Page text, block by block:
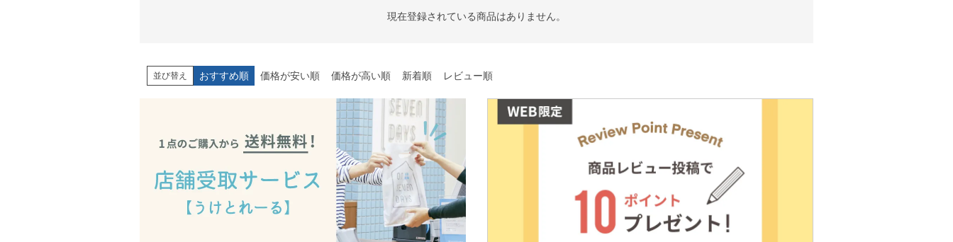
現在登録されている商品はありません。
並び替え おすすめ順 価格が安い順 価格が高い順 新着順 レビュー順